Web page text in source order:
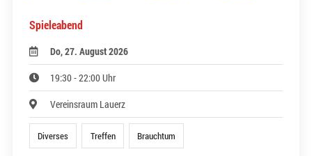
Spieleabend
Do, 27. August 2026
19:30 - 22:00 Uhr
Vereinsraum Lauerz
Diverses Treffen Brauchtum